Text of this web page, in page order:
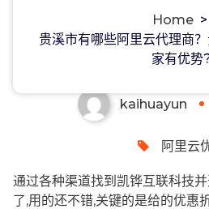
Home >
贵溪市有哪些阿里云代理商
家有优势
里云代理哪家有优势?
kaihuayun
阿里云
通过各种渠道找到凯铧互联科技
了,用的还不错,关键的是给的优惠